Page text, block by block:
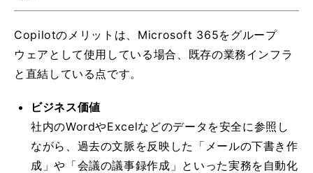
Copilotのメリットは、Microsoft 365をグループ
ウェアとして使用している場合、既存の業務インフラ
と直結している点です。
ビジネス価値
社内のWordやExcelなどのデータを安全に参照し
ながら、過去の文脈を反映した「メールの下書き作
成」や「会議の議事録作成」といった実務を自動化